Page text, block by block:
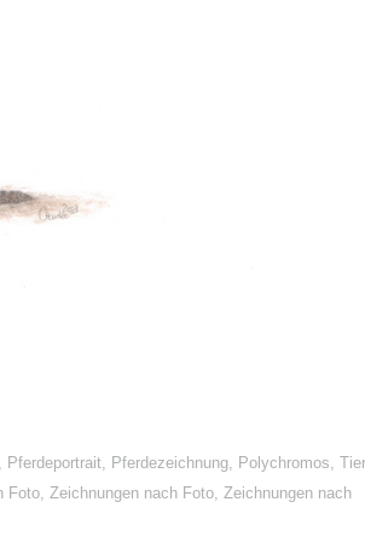
Pferdeportrait, Pferdezeichnung, Polychromos Tier
Foto, Zeichnungen nach Foto, Zeichnungen nach